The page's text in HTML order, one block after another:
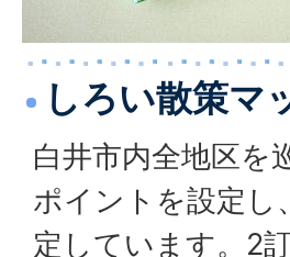
しろい散策マ
白井市内全地区を
ポイントを設定し
定しています。2